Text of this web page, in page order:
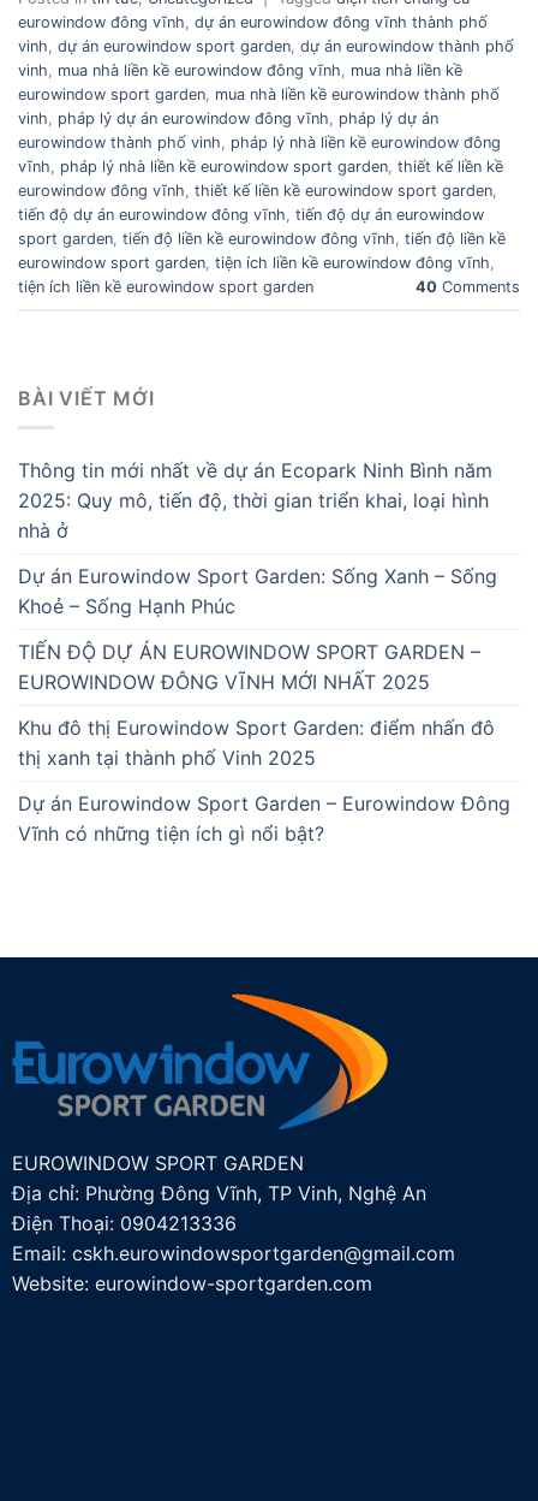
eurowindow đông vĩnh dự án eurowindow đông vĩnh thành phố
vinh dự án eurowindow sport garden dự án eurowindow thành phố
vinh
mua nhà liền kề eurowindow đông vĩnh
mua nhà liền kề
eurowindow sport garden mua nhà liền kề eurowindow thành phố
vinh
pháp lý dự án eurowindow đông vĩnh
pháp lý dự án
eurowindow thành phố vinh
pháp lý nhà liền kề eurowindow đông
vĩnh
pháp lý nhà liền kề eurowindow sport garden thiết kế liền kề
eurowindow đông vĩnh thiết kế liền kề eurowindow sport garden
tiến độ dự án eurowindow đông vĩnh tiến độ dự án eurowindow
sport garden tiến độ liền kề eurowindow đông vĩnh tiến độ liền kề
eurowindow sport garden tiện ích liền kề eurowindow đông vĩnh
tiện ích liền kề eurowindow sport garden
40 Comments
BÀI VIẾT MỚI
Thông tin mới nhất về dự án Ecopark Ninh Bình năm
2025: Quy mô, tiến độ, thời gian triển khai, loại hình
nhà ở
Dự án Eurowindow Sport Garden: Sống Xanh – Sống
Khoẻ – Sống Hạnh Phúc
TIẾN ĐỘ DỰ ÁN EUROWINDOW SPORT GARDEN –
EUROWINDOW ĐÔNG VĨNH MỚI NHẤT 2025
Khu đô thị Eurowindow Sport Garden: điểm nhấn đô
thị xanh tại thành phố Vinh 2025
Dự án Eurowindow Sport Garden – Eurowindow Đông
Vĩnh có những tiện ích gì nổi bật?
EUROWINDOW SPORT GARDEN
Địa chỉ: Phường Đông Vĩnh, TP Vinh, Nghệ An
Điện Thoại: 0904213336
Email: cskh.eurowindowsportgarden@gmail.com
Website: eurowindow-sportgarden.com